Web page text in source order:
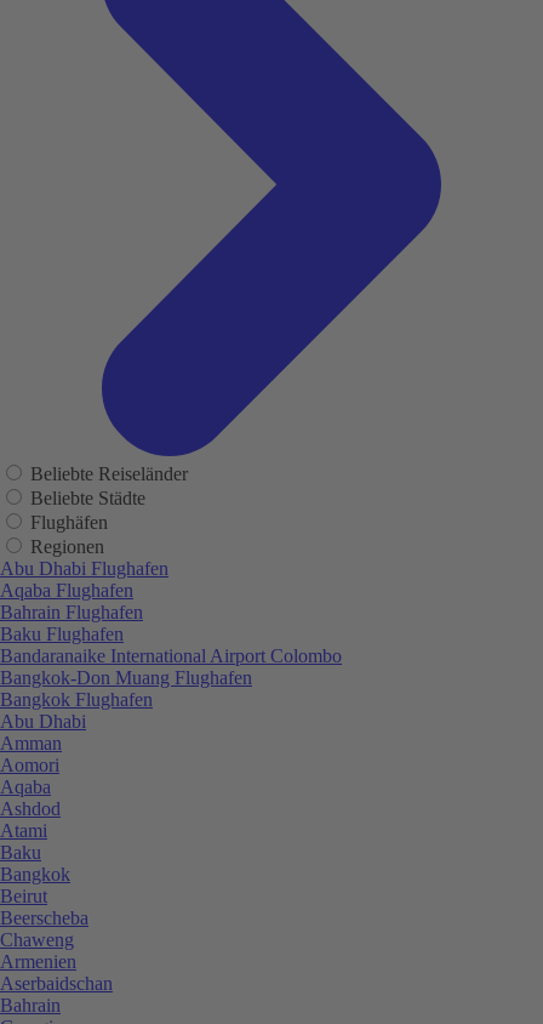
Beliebte Reiseländer
Beliebte Städte
Flughäfen
Regionen
Abu Dhabi Flughafen
Aqaba Flughafen
Bahrain Flughafen
Baku Flughafen
Bandaranaike International Airport Colombo
Bangkok-Don Muang Flughafen
Bangkok Flughafen
Abu Dhabi
Amman
Aomori
Aqaba
Ashdod
Atami
Baku
Bangkok
Beirut
Beerscheba
Chaweng
Armenien
Aserbaidschan
Bahrain